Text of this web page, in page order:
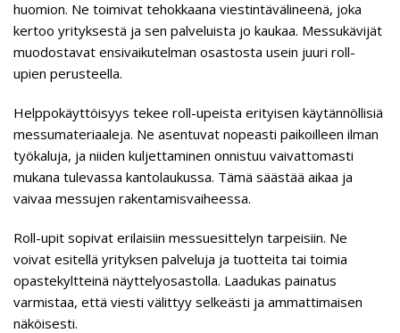
huomion. Ne toimivat tehokkaana viestintävälineenä, joka
kertoo yrityksestä ja sen palveluista jo kaukaa. Messukävijät
muodostavat ensivaikutelman osastosta usein juuri roll-
upien perusteella.
Helppokäyttöisyys tekee roll-upeista erityisen käytännöllisiä
messumateriaaleja. Ne asentuvat nopeasti paikoilleen ilman
työkaluja, ja niiden kuljettaminen onnistuu vaivattomasti
mukana tulevassa kantolaukussa. Tämä säästää aikaa ja
vaivaa messujen rakentamisvaiheessa.
Roll-upit sopivat erilaisiin messuesittelyn tarpeisiin. Ne
voivat esitellä yrityksen palveluja ja tuotteita tai toimia
opastekyltteinä näyttelyosastolla. Laadukas painatus
varmistaa, että viesti välittyy selkeästi ja ammattimaisen
näköisesti.